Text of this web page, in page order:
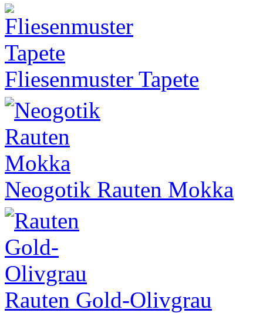
Fliesenmuster Tapete
Neogotik Rauten Mokka
Rauten Gold-Olivgrau